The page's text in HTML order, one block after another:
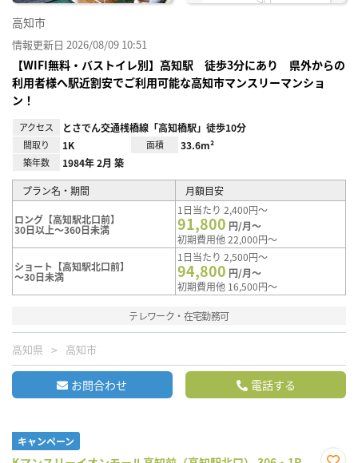
高知市
情報更新日 2026/08/09 10:51
【WIFI無料・バストイレ別】高知駅 徒歩3分にあり 県外からの
利用者様へ駅近割安でご利用可能な高知市マンスリーマンショ
ン！
アクセス とさでん交通桟橋線「高知橋駅」徒歩10分
間取り 1K 面積 33.6m²
築年数 1984年 2月 築
プラン名・期間 月額目安
ロング【高知駅北口前】
30日以上～360日未満
1日当たり 2,400円～
91,800 円/月～
初期費用他 22,000円～
ショート【高知駅北口前】
～30日未満
1日当たり 2,500円～
94,800 円/月～
初期費用他 16,500円～
テレワーク・在宅勤務可
高知県 高知市
お問合わせ 電話する
キャンペーン